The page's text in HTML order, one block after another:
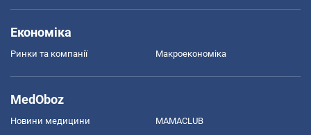
Економіка
Ринки та компанії Макроекономіка
MedOboz
Новини медицини MAMACLUB